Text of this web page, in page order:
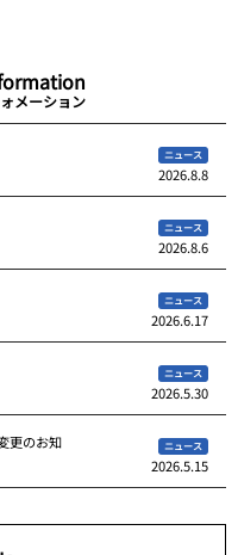
メーション
ニュース
2026.8.8
ニュース
2026.8.6
ニュース
2026.6.17
ニュース
2026.5.30
更のお知
ニュース
2026.5.15